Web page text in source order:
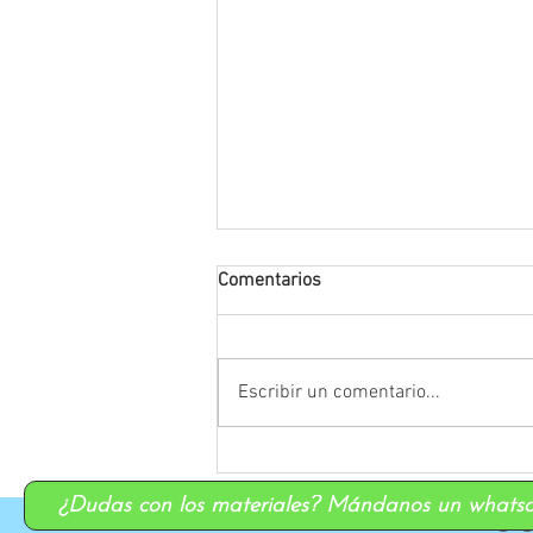
Infantil: guía para resolverlos
paso a paso
Comentarios
Escribir un comentario...
¿Dudas con los materiales? Mándanos un
@